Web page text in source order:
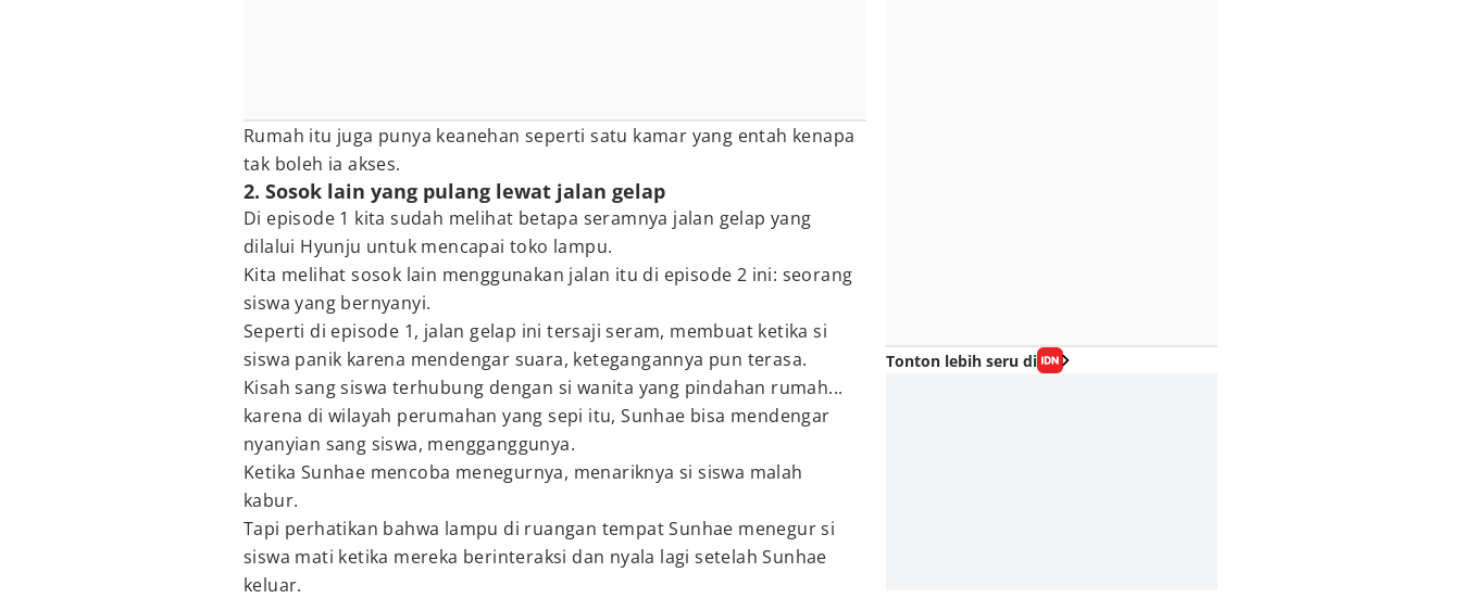
Rumah itu juga punya keanehan seperti satu kamar yang entah kenapa
tak boleh ia akses.
2. Sosok lain yang pulang lewat jalan gelap
Di episode 1 kita sudah melihat betapa seramnya jalan gelap yang
dilalui Hyunju untuk mencapai toko lampu.
Kita melihat sosok lain menggunakan jalan itu di episode 2 ini: seorang
siswa yang bernyanyi.
Seperti di episode 1, jalan gelap ini tersaji seram, membuat ketika si
siswa panik karena mendengar suara, ketegangannya pun terasa.
Kisah sang siswa terhubung dengan si wanita yang pindahan rumah...
karena di wilayah perumahan yang sepi itu, Sunhae bisa mendengar
nyanyian sang siswa, mengganggunya.
Ketika Sunhae mencoba menegurnya, menariknya si siswa malah
kabur.
Tapi perhatikan bahwa lampu di ruangan tempat Sunhae menegur si
siswa mati ketika mereka berinteraksi dan nyala lagi setelah Sunhae
keluar.
Tonton lebih seru di